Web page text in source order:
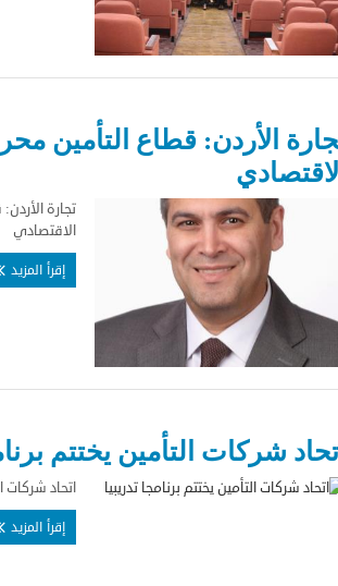
الأردن: قطاع التأمين
الاقتصادي
تجارة
الاقتصادي
إقرأ المزيد
شركات التأمين يختتم
اتحاد شركات
إقرأ المزيد